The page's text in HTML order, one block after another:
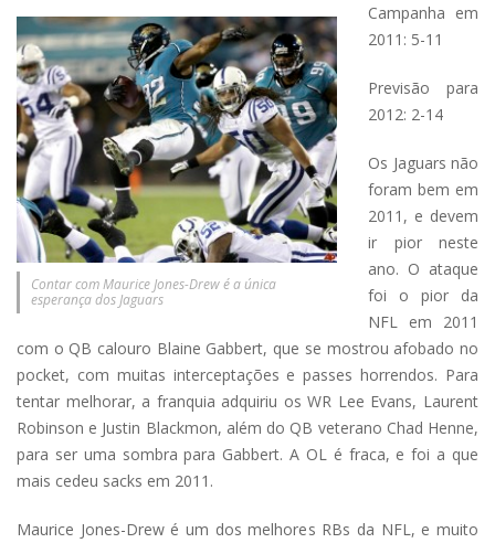
Contar com Maurice Jones-Drew é a única
esperança dos Jaguars
Campanha em
2011: 5-11
Previsão para
2012: 2-14
Os Jaguars não
foram bem em
2011, e devem
ir pior neste
ano. O ataque
foi o pior da
NFL em 2011
com o QB calouro Blaine Gabbert, que se mostrou afobado no
pocket, com muitas interceptações e passes horrendos. Para
tentar melhorar, a franquia adquiriu os WR Lee Evans, Laurent
Robinson e Justin Blackmon, além do QB veterano Chad Henne,
para ser uma sombra para Gabbert. A OL é fraca, e foi a que
mais cedeu sacks em 2011.
Maurice Jones-Drew é um dos melhores RBs da NFL, e muito